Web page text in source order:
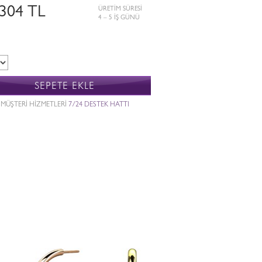
TL
ÜRETİM SÜRESİ
4 – 5 İŞ GÜNÜ
SEPETE EKLE
MÜŞTERİ HİZMETLERİ 7/24 DESTEK HATTI